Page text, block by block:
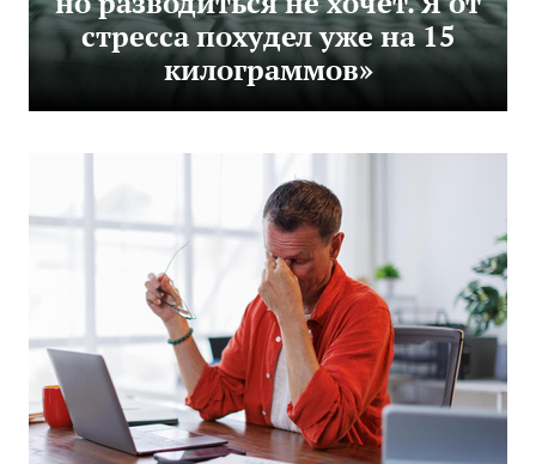
стресса похудел уже на 15
килограммов»